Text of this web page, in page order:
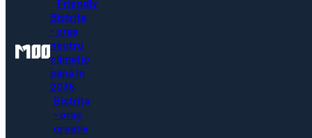
Bistrița
- oraș
neutru
climatic
până în
2035
Bistrița
- oraș
creativ